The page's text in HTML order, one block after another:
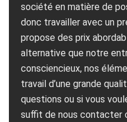
société en matière de
donc travailler avec un
propose des prix
alternative que notre
consciencieux, nos
travail d’une grande
questions ou si vous
suffit de nous contacter